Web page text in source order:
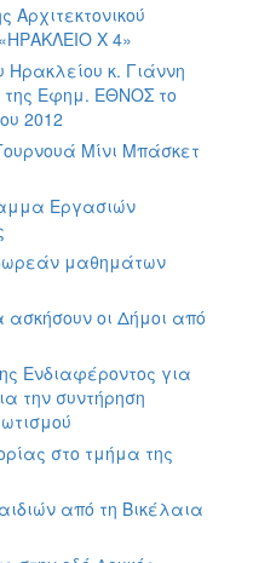
Αρχιτεκτονικού
Χ 4»
κ. Γιάννη
της Εφημ. ΕΘΝΟΣ το
2012
Μίνι Μπάσκετ
Εργασιών
μαθημάτων
ασκήσουν οι Δήμοι από
Ενδιαφέροντος για
την συντήρηση
στο τμήμα της
από τη Βικέλαια